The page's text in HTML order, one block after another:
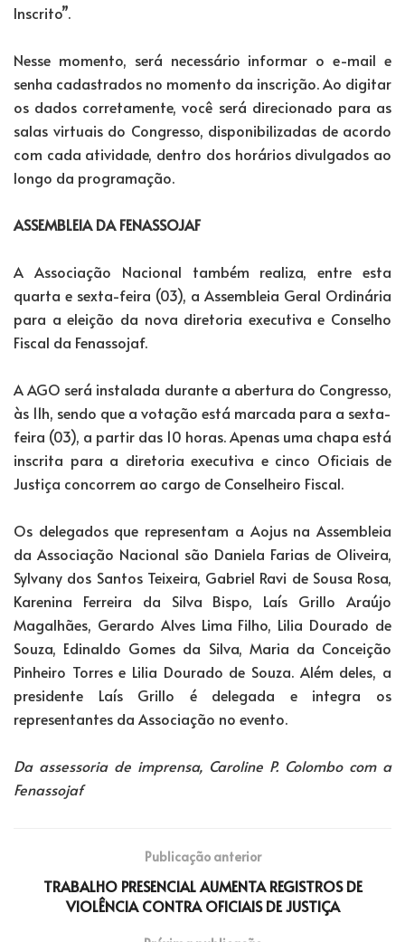
Inscrito”.
Nesse momento, será necessário informar o e-mail e
senha cadastrados no momento da inscrição. Ao digitar
os dados corretamente, você será direcionado para as
salas virtuais do Congresso, disponibilizadas de acordo
com cada atividade, dentro dos horários divulgados ao
longo da programação.
ASSEMBLEIA DA FENASSOJAF
A Associação Nacional também realiza, entre esta
quarta e sexta-feira (03), a Assembleia Geral Ordinária
para a eleição da nova diretoria executiva e Conselho
Fiscal da Fenassojaf.
A AGO será instalada durante a abertura do Congresso,
às 11h, sendo que a votação está marcada para a sexta-
feira (03), a partir das 10 horas. Apenas uma chapa está
inscrita para a diretoria executiva e cinco Oficiais de
Justiça concorrem ao cargo de Conselheiro Fiscal.
Os delegados que representam a Aojus na Assembleia
da Associação Nacional são Daniela Farias de Oliveira,
Sylvany dos Santos Teixeira, Gabriel Ravi de Sousa Rosa,
Karenina Ferreira da Silva Bispo, Laís Grillo Araújo
Magalhães, Gerardo Alves Lima Filho, Lilia Dourado de
Souza, Edinaldo Gomes da Silva, Maria da Conceição
Pinheiro Torres e Lilia Dourado de Souza. Além deles, a
presidente Laís Grillo é delegada e integra os
representantes da Associação no evento.
Da assessoria de imprensa, Caroline P. Colombo com a
Fenassojaf
Publicação anterior
TRABALHO PRESENCIAL AUMENTA REGISTROS DE
VIOLÊNCIA CONTRA OFICIAIS DE JUSTIÇA